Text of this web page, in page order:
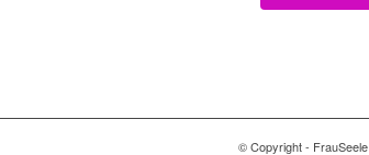
© Copyright -